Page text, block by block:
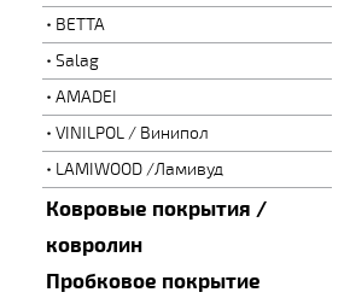
BETTA
Salag
AMADEI
VINILPOL / Винипол
LAMIWOOD /Ламивуд
Ковровые покрытия /
ковролин
Пробковое покрытие